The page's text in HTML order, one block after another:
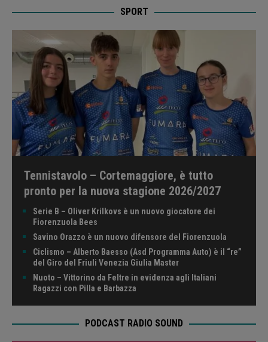
SPORT
Tennistavolo – Cortemaggiore, è tutto
pronto per la nuova stagione 2026/2027
Serie B – Oliver Krilkovs è un nuovo giocatore dei
Fiorenzuola Bees
Savino Orazzo è un nuovo difensore del Fiorenzuola
Ciclismo – Alberto Baesso (Asd Programma Auto) è il “re”
del Giro del Friuli Venezia Giulia Master
Nuoto – Vittorino da Feltre in evidenza agli Italiani
Ragazzi con Pilla e Barbazza
PODCAST RADIO SOUND